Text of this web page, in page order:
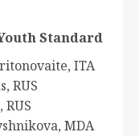
Standard
ITA
RUS
MDA